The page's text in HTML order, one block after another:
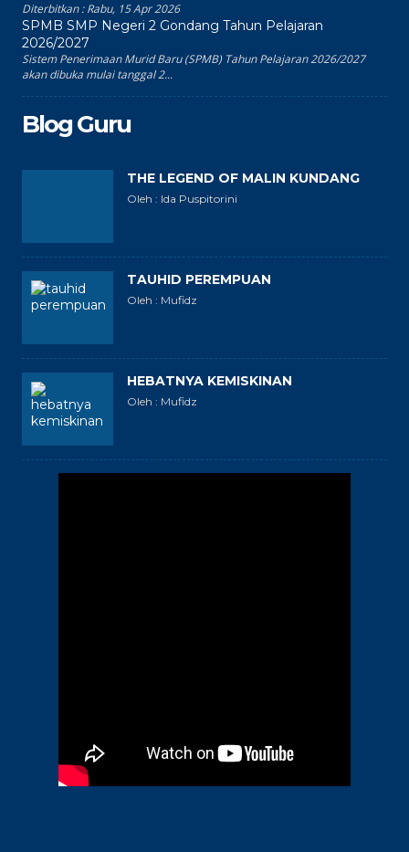
Diterbitkan :Rabu, 15 Apr 2026
SPMB SMP Negeri 2 Gondang Tahun Pelajaran
2026/2027
Sistem Penerimaan Murid Baru (SPMB) Tahun Pelajaran 2026/2027
akan dibuka mulai tanggal 2...
Blog Guru
THE LEGEND OF MALIN KUNDANG
Oleh : Ida Puspitorini
TAUHID PEREMPUAN
Oleh : Mufidz
HEBATNYA KEMISKINAN
Oleh : Mufidz